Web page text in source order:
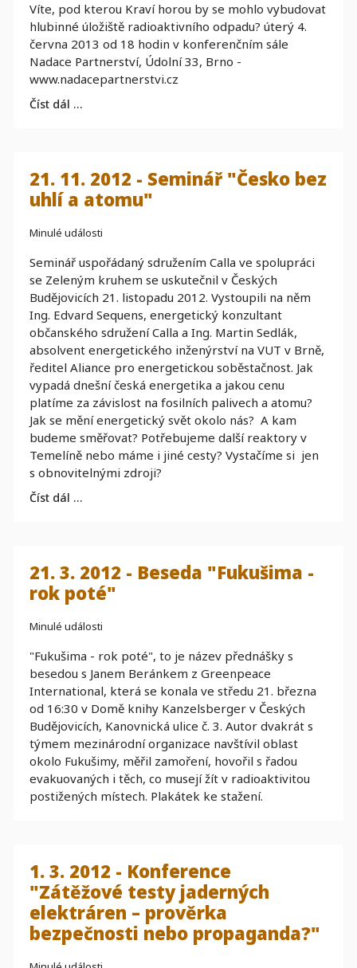
Víte, pod kterou Kraví horou by se mohlo vybudovat
hlubinné úložiště radioaktivního odpadu? úterý 4.
června 2013 od 18 hodin v konferenčním sále
Nadace Partnerství, Údolní 33, Brno -
www.nadacepartnerstvi.cz
Číst dál …
21. 11. 2012 - Seminář "Česko bez
uhlí a atomu"
Minulé události
Seminář uspořádaný sdružením Calla ve spolupráci
se Zeleným kruhem se uskutečnil v Českých
Budějovicích 21. listopadu 2012. Vystoupili na něm
Ing. Edvard Sequens, energetický konzultant
občanského sdružení Calla a Ing. Martin Sedlák,
absolvent energetického inženýrství na VUT v Brně,
ředitel Aliance pro energetickou soběstačnost. Jak
vypadá dnešní česká energetika a jakou cenu
platíme za závislost na fosilních palivech a atomu?
Jak se mění energetický svět okolo nás? A kam
budeme směřovat? Potřebujeme další reaktory v
Temelíně nebo máme i jiné cesty? Vystačíme si jen
s obnovitelnými zdroji?
Číst dál …
21. 3. 2012 - Beseda "Fukušima -
rok poté"
Minulé události
"Fukušima - rok poté", to je název přednášky s
besedou s Janem Beránkem z Greenpeace
International, která se konala ve středu 21. března
od 16:30 v Domě knihy Kanzelsberger v Českých
Budějovicích, Kanovnická ulice č. 3. Autor dvakrát s
týmem mezinárodní organizace navštívil oblast
okolo Fukušimy, měřil zamoření, hovořil s řadou
evakuovaných i těch, co musejí žít v radioaktivitou
postižených místech. Plakátek ke stažení.
1. 3. 2012 - Konference
"Zátěžové testy jaderných
elektráren – prověrka
bezpečnosti nebo propaganda?"